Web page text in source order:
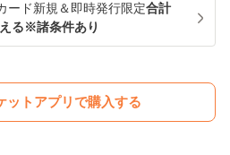
ード新規＆即時発行限定合計
る※諸条件あり
ットアプリで購入する